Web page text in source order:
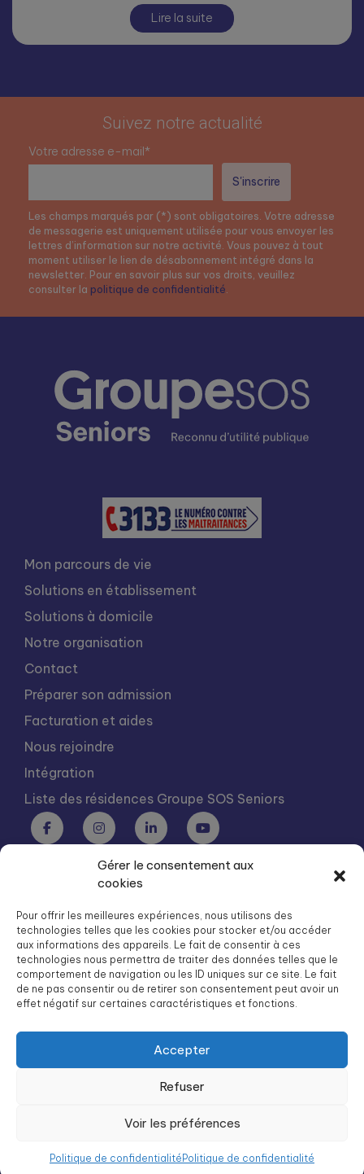
Gérer le consentement aux
cookies
Pour offrir les meilleures expériences, nous utilisons des
technologies telles que les cookies pour stocker et/ou accéder
aux informations des appareils. Le fait de consentir à ces
technologies nous permettra de traiter des données telles que le
comportement de navigation ou les ID uniques sur ce site. Le fait
de ne pas consentir ou de retirer son consentement peut avoir un
effet négatif sur certaines caractéristiques et fonctions.
Accepter
Refuser
Voir les préférences
Politique de confidentialité Politique de confidentialité
Lire la suite
Suivez notre actualité
Votre adresse e-mail*
Les champs marqués par (*) sont obligatoires. Votre adresse
de messagerie est uniquement utilisée pour vous envoyer les
lettres d’information sur notre activité. Vous pouvez à tout
moment utiliser le lien de désabonnement intégré dans la
newsletter. Pour en savoir plus sur vos droits, veuillez
consulter la politique de confidentialité
Mon parcours de vie
Solutions en établissement
Solutions à domicile
Notre organisation
Contact
Préparer son admission
Facturation et aides
Nous rejoindre
Intégration
Liste des résidences Groupe SOS Seniors
Groupe SOS Seniors est une association du Groupe SOS
dg.seniors@groupe-sos.org
ARPAVIE est une association du Groupe SOS